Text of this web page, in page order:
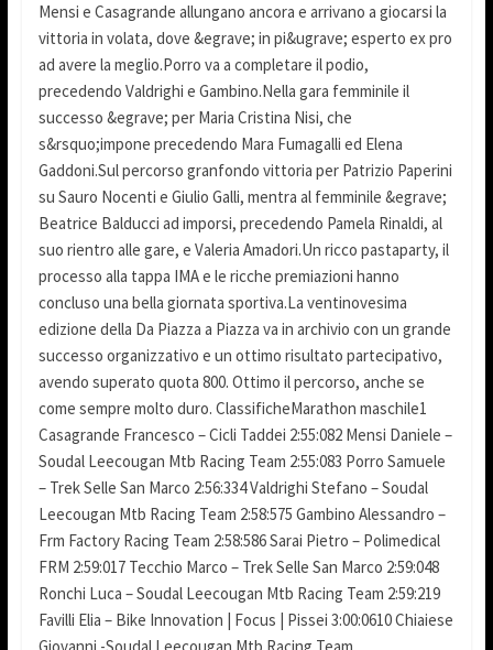
Mensi e Casagrande allungano ancora e arrivano a giocarsi la
vittoria in volata, dove &egrave; in pi&ugrave; esperto ex pro
ad avere la meglio.Porro va a completare il podio,
precedendo Valdrighi e Gambino.Nella gara femminile il
successo &egrave; per Maria Cristina Nisi, che
s&rsquo;impone precedendo Mara Fumagalli ed Elena
Gaddoni.Sul percorso granfondo vittoria per Patrizio Paperini
su Sauro Nocenti e Giulio Galli, mentra al femminile &egrave;
Beatrice Balducci ad imporsi, precedendo Pamela Rinaldi, al
suo rientro alle gare, e Valeria Amadori.Un ricco pastaparty, il
processo alla tappa IMA e le ricche premiazioni hanno
concluso una bella giornata sportiva.La ventinovesima
edizione della Da Piazza a Piazza va in archivio con un grande
successo organizzativo e un ottimo risultato partecipativo,
avendo superato quota 800. Ottimo il percorso, anche se
come sempre molto duro. ClassificheMarathon maschile1
Casagrande Francesco – Cicli Taddei 2:55:082 Mensi Daniele –
Soudal Leecougan Mtb Racing Team 2:55:083 Porro Samuele
– Trek Selle San Marco 2:56:334 Valdrighi Stefano – Soudal
Leecougan Mtb Racing Team 2:58:575 Gambino Alessandro –
Frm Factory Racing Team 2:58:586 Sarai Pietro – Polimedical
FRM 2:59:017 Tecchio Marco – Trek Selle San Marco 2:59:048
Ronchi Luca – Soudal Leecougan Mtb Racing Team 2:59:219
Favilli Elia – Bike Innovation | Focus | Pissei 3:00:0610 Chiaiese